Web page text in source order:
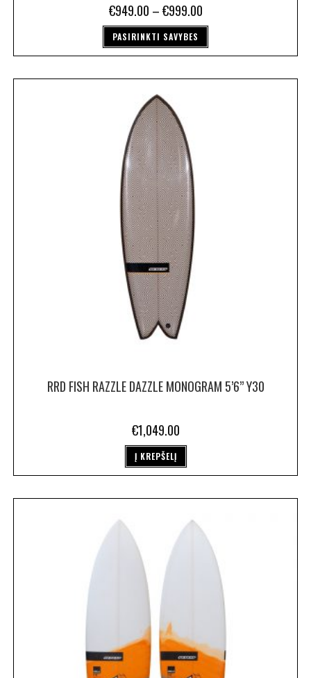
€949.00 –€999.00
PASIRINKTI SAVYBES
RRD FISH RAZZLE DAZZLE MONOGRAM 5’6” Y30
€1,049.00
Į KREPŠELĮ